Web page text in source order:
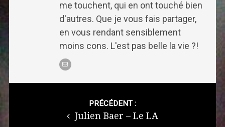
me touchent, qui en ont touché bien
d'autres. Que je vous fais partager,
en vous rendant sensiblement
moins cons. L'est pas belle la vie ?!
PRÉCÉDENT :
Julien Baer – Le LA